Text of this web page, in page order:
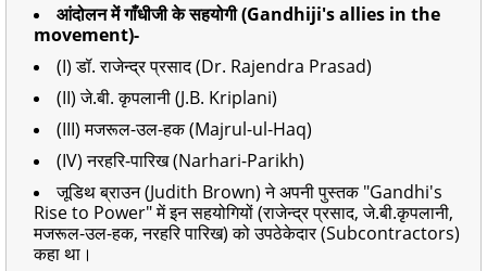
आंदोलन में गाँधीजी के सहयोगी (Gandhiji's allies in the
movement)-
(I) डॉ. राजेन्द्र प्रसाद (Dr. Rajendra Prasad)
(II) जे.बी. कृपलानी (J.B. Kriplani)
(III) मजरूल-उल-हक (Majrul-ul-Haq)
(IV) नरहरि-पारिख (Narhari-Parikh)
जूडिथ ब्राउन (Judith Brown) ने अपनी पुस्तक "Gandhi's
Rise to Power" में इन सहयोगियों (राजेन्द्र प्रसाद, जे.बी.कृपलानी,
मजरूल-उल-हक, नरहरि पारिख) को उपठेकेदार (Subcontractors)
कहा था।